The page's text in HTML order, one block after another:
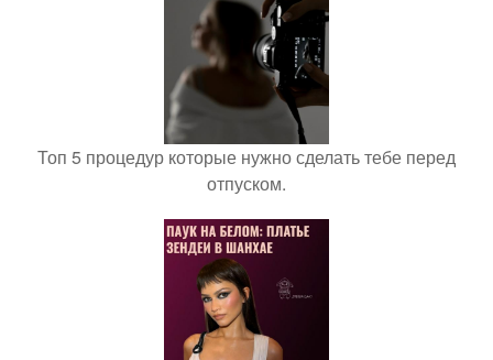
Топ 5 процедур которые нужно сделать тебе перед
отпуском.